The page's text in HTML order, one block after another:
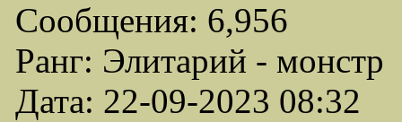
Сообщения: 6,956
Ранг: Элитарий - монстр
Дата: 22-09-2023 08:32